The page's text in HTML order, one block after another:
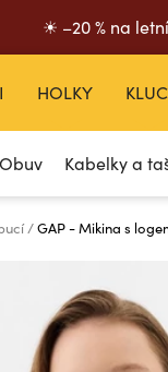
☀ –20 % na
Obuv Kabelky a
HOLKY
GAP - Mikina s